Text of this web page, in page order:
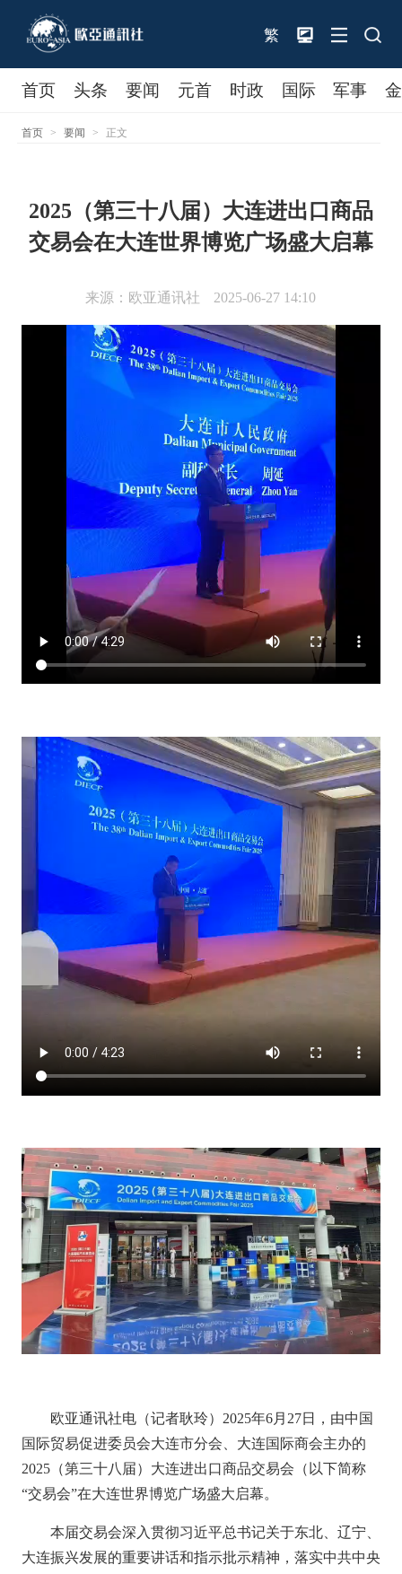
繁
首页 头条 要闻 元首 时政 国际 军事
首页 > 要闻 > 正文
2025（第三十八届）大连进出口商品
交易会在大连世界博览广场盛大启幕
来源：欧亚通讯社 2025-06-27 14:10
欧亚通讯社电（记者耿玲） 2025年6月27日，由中国
国际贸易促进委员会大连市分会、大连国际商会主办的
2025（第三十八届）大连进出口商品交易会（以下简称
“交易会”在大连世界博览广场盛大启幕。
本届交易会深入贯彻习近平总书记关于东北、辽宁、
大连振兴发展的重要讲话和指示批示精神，落实中共中央